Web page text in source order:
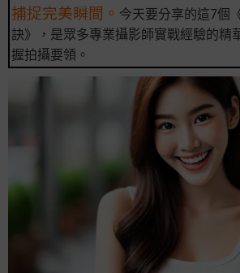
捕捉完美瞬間。 今天要分享的這7個
訣》，是眾多專業攝影師實戰經驗的精
握拍攝要領。